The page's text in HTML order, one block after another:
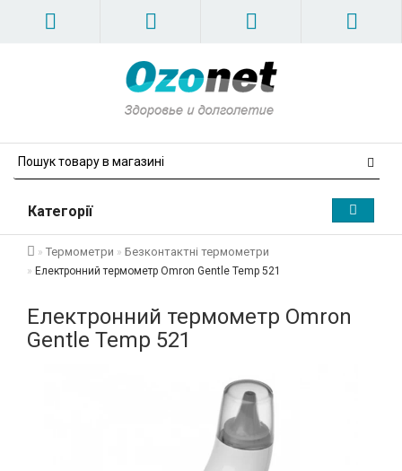
Категорії
Термометри Безконтактні термометри
Електронний термометр Omron Gentle Temp 521
Електронний термометр Omron
Gentle Temp 521